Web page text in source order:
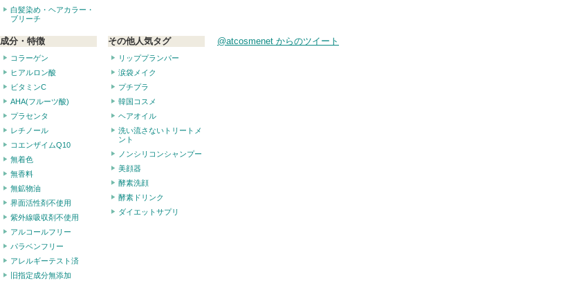
白髪染め・ヘアカラー・
ブリーチ
成分・特徴
コラーゲン
ヒアルロン酸
ビタミンC
AHA(フルーツ酸)
プラセンタ
レチノール
コエンザイムQ10
無着色
無香料
無鉱物油
界面活性剤不使用
紫外線吸収剤不使用
アルコールフリー
パラベンフリー
アレルギーテスト済
旧指定成分無添加
その他人気タグ
リッププランパー
涙袋メイク
プチプラ
韓国コスメ
ヘアオイル
洗い流さないトリートメ
ント
ノンシリコンシャンプー
美顔器
酵素洗顔
酵素ドリンク
ダイエットサプリ
@atcosmenet からのツイート